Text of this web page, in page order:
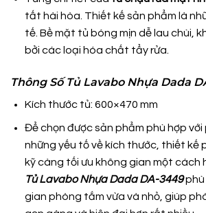
tất hài hòa. Thiết kế sản phẩm là
tế. Bề mặt tủ bóng mịn dễ lau chùi,
bởi các loại hóa chất tẩy rửa.
Thông Số Tủ Lavabo Nhựa Dada
Kích thước tủ: 600×470 mm
Để chọn được sản phẩm phù hợp
những yếu tố về kích thước, thiết kế
kỹ càng tối ưu không gian một cách
Tủ Lavabo Nhựa Dada DA-3449phù
gian phòng tắm vừa và nhỏ, giúp